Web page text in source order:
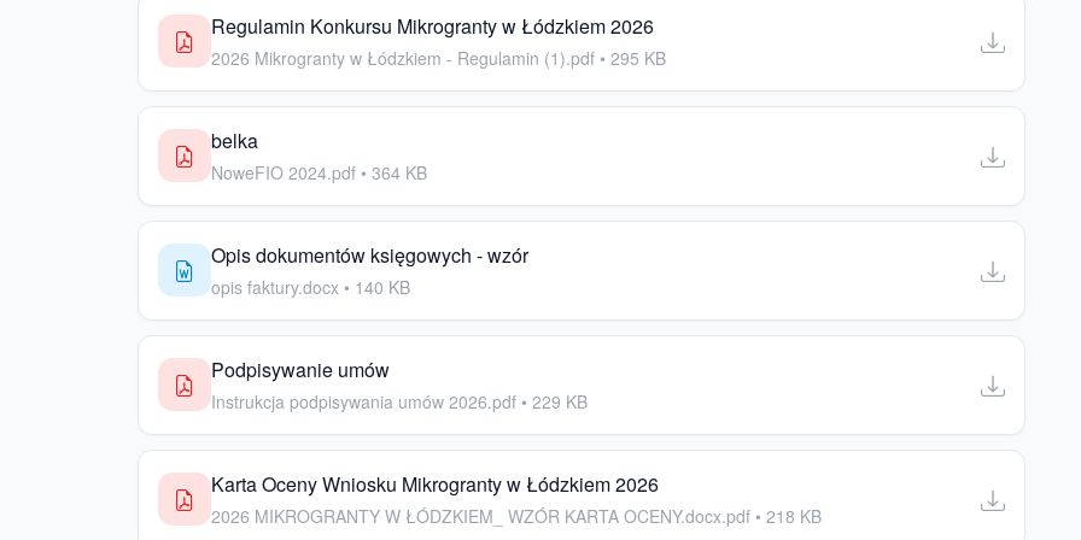
Regulamin Konkursu Mikrogranty w Łódzkiem 2026
2026 Mikrogranty w Łódzkiem - Regulamin (1).pdf • 295 KB
belka
NoweFIO 2024.pdf • 364 KB
Opis dokumentów księgowych - wzór
opis faktury.docx • 140 KB
Podpisywanie umów
Instrukcja podpisywania umów 2026.pdf • 229 KB
Karta Oceny Wniosku Mikrogranty w Łódzkiem 2026
2026 MIKROGRANTY W ŁÓDZKIEM_ WZÓR KARTA OCENY.docx.pdf • 218 KB